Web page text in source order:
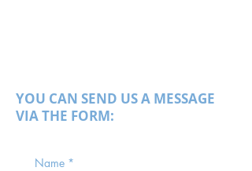
YOU CAN SEND US A MESSAGE
VIA THE FORM:
Name *